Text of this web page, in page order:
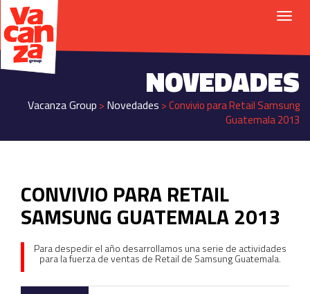
NOVEDADES
Vacanza Group > Novedades >Convivio para Retail Samsung
Guatemala 2013
CONVIVIO PARA RETAIL
SAMSUNG GUATEMALA 2013
Para despedir el año desarrollamos una serie de actividades
para la fuerza de ventas de Retail de Samsung Guatemala.